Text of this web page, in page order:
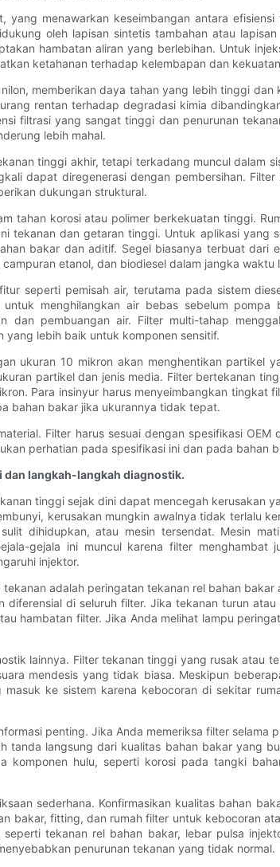
yang menawarkan keseimbangan antara
oleh lapisan sintetis tambahan atau
hambatan aliran yang berlebihan. Untuk
ketahanan terhadap kelembapan dan
memberikan daya tahan yang lebih tinggi
rentan terhadap degradasi kimia
filtrasi yang sangat tinggi dan penurunan
lebih mahal.
tinggi akhir, tetapi terkadang muncul dalam
dapat diregenerasi dengan pembersihan.
dukungan struktural.
tahan korosi atau polimer berkekuatan tinggi.
tekanan dan getaran tinggi. Untuk aplikasi
bakar dan aditif. Segel biasanya terbuat dari
etanol, dan biodiesel dalam jangka waktu
seperti pemisah air, terutama pada sistem
menghilangkan air bebas sebelum
dan pembuangan air. Filter multi-tahap
yang lebih baik untuk komponen sensitif.
ukuran 10 mikron akan menghentikan partikel
partikel dan jenis media. Filter bertekanan
Para insinyur harus menyeimbangkan
bahan bakar jika ukurannya tidak tepat.
Filter harus sesuai dengan spesifikasi
perhatian pada spesifikasi ini dan pada bahan
dan langkah-langkah diagnostik.
tinggi sejak dini dapat mencegah kerusakan
kerusakan mungkin awalnya tidak terlalu
dihidupkan, atau mesin tersendat. Mesin
gejala ini muncul karena filter
injektor.
adalah peringatan tekanan rel bahan
di seluruh filter. Jika tekanan turun
hambatan filter. Jika Anda melihat lampu
lainnya. Filter tekanan tinggi yang rusak
mendesis yang tidak biasa. Meskipun
ke sistem karena kebocoran di sekitar
penting. Jika Anda memeriksa filter
tanda langsung dari kualitas bahan bakar yang
komponen hulu, seperti korosi pada tangki
sederhana. Konfirmasikan kualitas bahan
bakar, fitting, dan rumah filter untuk kebocoran
tekanan rel bahan bakar, lebar pulsa
penurunan tekanan yang tidak normal.